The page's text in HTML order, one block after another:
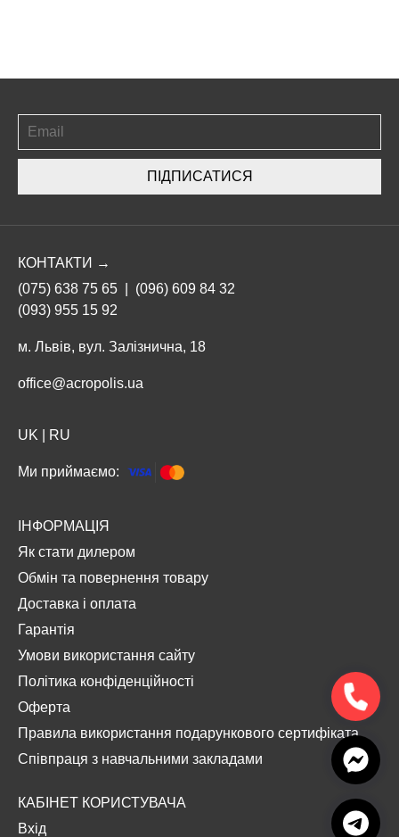
ПІДПИСАТИСЯ
КОНТАКТИ →
(075) 638 75 65
(096) 609 84 32
(093) 955 15 92
м. Львів, вул. Залізнична, 18
office@acropolis.ua
UK RU
Ми приймаємо:
ІНФОРМАЦІЯ
Як стати дилером
Обмін та повернення товару
Доставка і оплата
Гарантія
Умови використання сайту
Політика конфіденційності
Оферта
Правила використання подарункового сертифіката
Співпраця з навчальними закладами
КАБІНЕТ КОРИСТУВАЧА
Вхід